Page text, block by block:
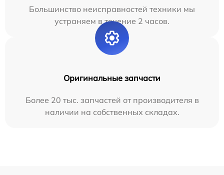
Большинство неисправностей техники мы
устраняем в течение 2 часов.
Оригинальные запчасти
Более 20 тыс. запчастей от производителя в
наличии на собственных складах.